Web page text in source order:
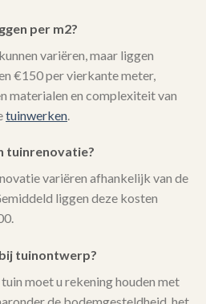
per m2?
kunnen variëren, maar liggen
€150 per vierkante meter,
materialen en complexiteit van
tuinwerken
tuinrenovatie?
variëren afhankelijk van de
liggen deze kosten
tuinontwerp?
moet u rekening houden met